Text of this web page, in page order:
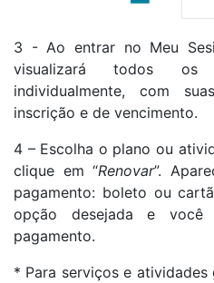
3 - Ao entrar no Meu
visualizará todos os
individualmente, com
inscrição e de vencimento.
4 – Escolha o plano ou
clique em “Renovar”.
pagamento: boleto ou
opção desejada e
pagamento.
* Para serviços e